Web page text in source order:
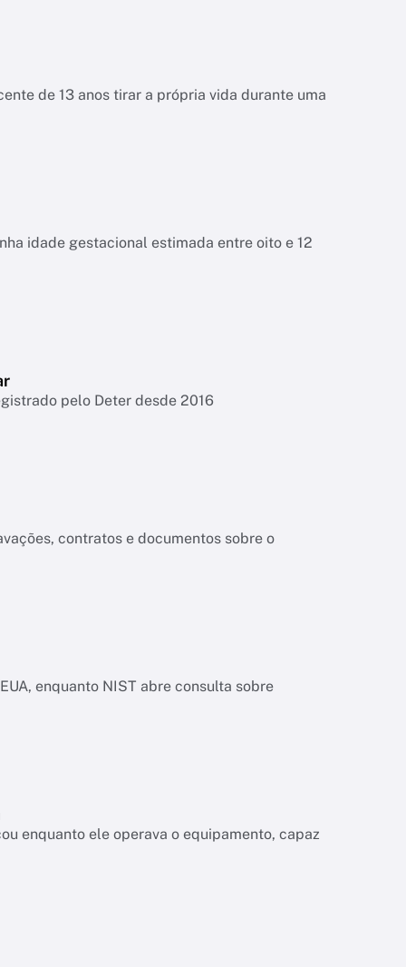
de 13 anos tirar a própria vida durante uma
idade gestacional estimada entre oito e 12
pelo Deter desde 2016
contratos e documentos sobre o
enquanto NIST abre consulta sobre
enquanto ele operava o equipamento, capaz